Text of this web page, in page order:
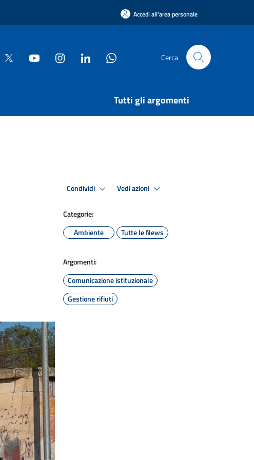
Accedi all'area personale
Cerca
Tutti gli argomenti
Condividi Vedi azioni
Categorie:
Ambiente
Tutte le News
Argomenti:
Comunicazione istituzionale
Gestione rifiuti